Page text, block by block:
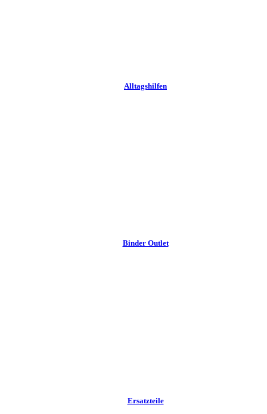
Alltags­hilfen
Binder Outlet
Ersatzteile